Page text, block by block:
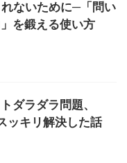
ないために─「問い
を鍛える使い方
ダラダラ問題、
ッキリ解決した話